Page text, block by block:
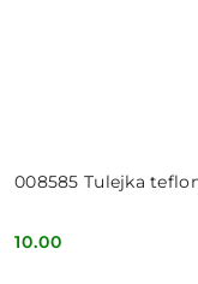
008585 Tulejka
Cena:
10.00